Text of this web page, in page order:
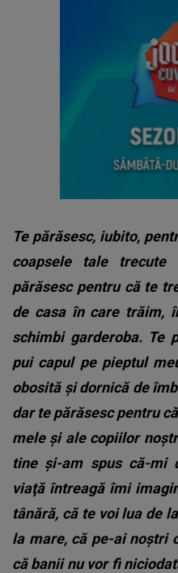
Te părăsesc, iubito,
coapsele tale
părăsesc pentru că te
de casa în care trăim,
schimbi garderoba. Te
pui capul pe pieptul
obosită şi dornică de
dar te părăsesc pentru
mele şi ale copiilor
tine şi-am spus că-mi
viaţă întreagă îmi
tânără, că te voi lua de
la mare, că pe-ai noştri
că banii nu vor fi